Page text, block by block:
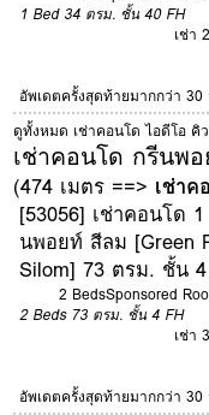
1 Bed 34 ตรม. ชั้น 40 FH
เช่า
อัพเดตครั้งสุดท้ายมากกว่า 30
ดูทั้งหมด เช่าคอนโด ไอดีโอ คิ
เช่าคอนโด กรีนพ
(474 เมตร ==> เช่า
[53056] เช่าคอนโด
นพอยท์ สีลม [Green
Silom] 73 ตรม. ชั้น 4
2 BedsSponsored
2 Beds 73 ตรม. ชั้น 4 FH
เช่า
อัพเดตครั้งสุดท้ายมากกว่า 30